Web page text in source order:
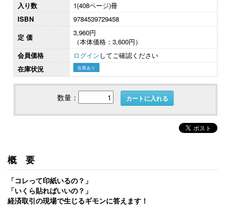
入り数
1(408ページ)冊
ISBN
9784539729458
定 価
3,960円
（本体価格：3,600円）
会員価格
ログインしてご確認ください
在庫状況
在庫あり
数量： カートに入れる
概要
「コレって印紙いるの？」
「いくら貼ればいいの？」
経済取引の現場で生じるギモンに答えます！